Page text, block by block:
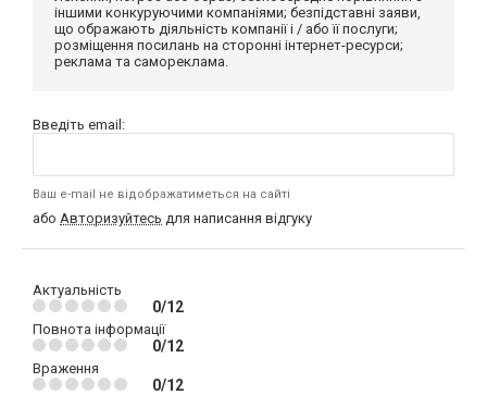
іншими конкуруючими компаніями; безпідставні заяви,
що ображають діяльність компанії і / або її послуги;
розміщення посилань на сторонні інтернет-ресурси;
реклама та самореклама.
Введіть email:
Ваш e-mail не відображатиметься на сайті
або Авторизуйтесь для написання відгуку
Актуальність
0/12
Повнота інформації
0/12
Враження
0/12